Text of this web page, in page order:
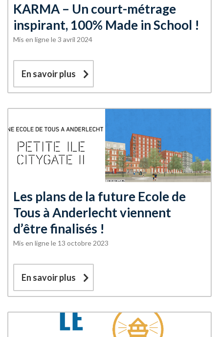
KARMA – Un court-métrage
inspirant, 100% Made in School !
Mis en ligne le 3 avril 2024
En savoir plus
Les plans de la future Ecole de
Tous à Anderlecht viennent
d’être finalisés !
Mis en ligne le 13 octobre 2023
En savoir plus